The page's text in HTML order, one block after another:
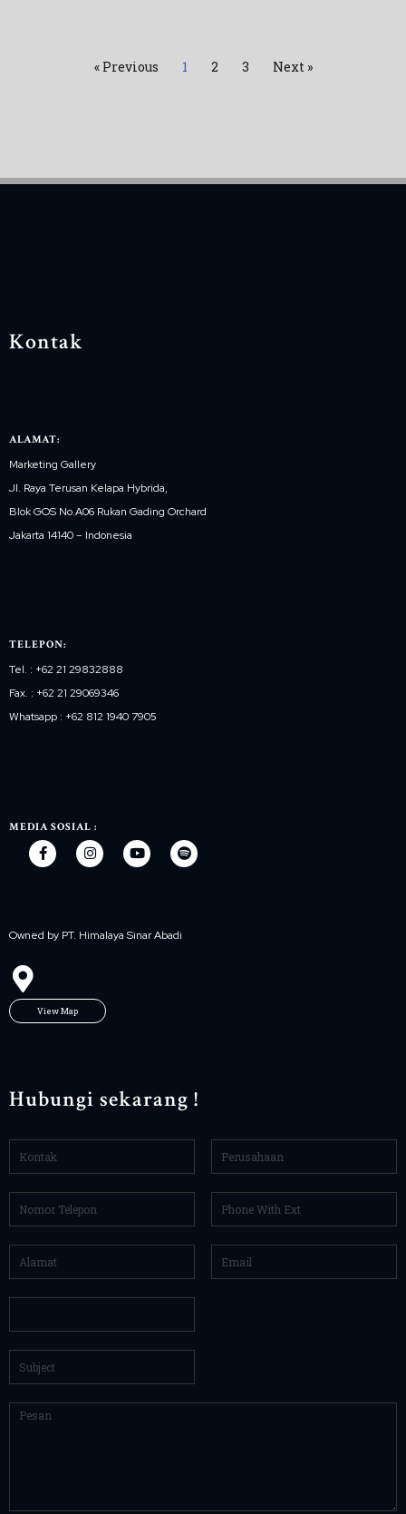
« Previous 1 2 3 Next »
Kontak
ALAMAT:
Marketing Gallery
Jl. Raya Terusan Kelapa Hybrida,
Blok GOS No.A06 Rukan Gading Orchard
Jakarta 14140 – Indonesia
TELEPON:
Tel. : +62 21 29832888
Fax. : +62 21 29069346
Whatsapp : +62 812 1940 7905
MEDIA SOSIAL :
Owned by PT. Himalaya Sinar Abadi
View Map
Hubungi sekarang !